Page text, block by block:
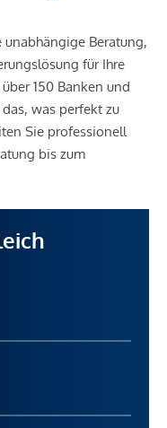
Beratung,
für Ihre
150 Banken und
was perfekt zu
Sie professionell
bis zum